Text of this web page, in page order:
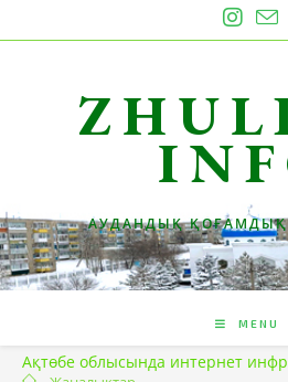
to
АУДАНДЫҚ
MENU
Ақтөбе облысында интернет